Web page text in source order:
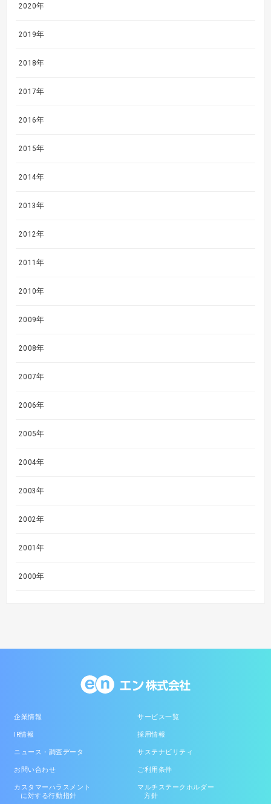
2020年
2019年
2018年
2017年
2016年
2015年
2014年
2013年
2012年
2011年
2010年
2009年
2008年
2007年
2006年
2005年
2004年
2003年
2002年
2001年
2000年
企業情報 サービス一覧
IR情報 採用情報
ニュース・調査データ サステナビリティ
お問い合わせ ご利用条件
カスタマーハラスメント
に対する行動指針
マルチステークホルダー
方針